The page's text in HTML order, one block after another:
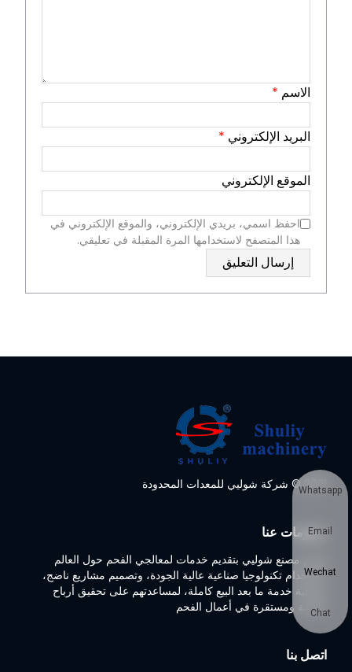
الاسم *
البريد الإلكتروني *
الموقع الإلكتروني
احفظ اسمي، بريدي الإلكتروني، والموقع الإلكتروني في
هذا المتصفح لاستخدامها المرة المقبلة في تعليقي.
2021 © شركة شوليي للمعدات المحدودة
معلومات عنا
تلتزم مصنع شوليي بتقديم خدمات لمعالجي الفحم حول العالم
باستخدام تكنولوجيا صناعية عالية الجودة، وتصميم مشاريع ناضج،
وعملية خدمة ما بعد البيع كاملة، لمساعدتهم على تحقيق أرباح
ضخمة ومستقرة في أعمال الفحم
اتصل بنا
Whatsapp
Email
Wechat
Chat